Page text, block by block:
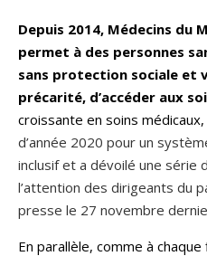
Depuis 2014, Médecins du
permet à des personnes
sans protection sociale et
précarité, d’accéder aux
croissante en soins médicaux,
d’année 2020 pour un
inclusif et a dévoilé une série
l’attention des dirigeants du
presse le 27 novembre
En parallèle, comme à chaque